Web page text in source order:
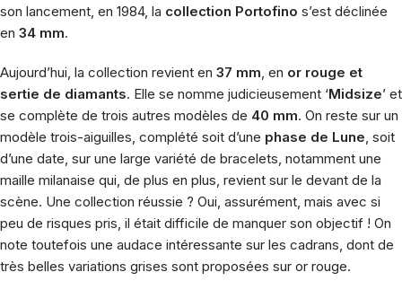
son lancement, en 1984, la collection Portofino s’est déclinée
en 34 mm.
Aujourd’hui, la collection revient en 37 mm, en or rouge et
sertie de diamants. Elle se nomme judicieusement ‘Midsize’ et
se complète de trois autres modèles de 40 mm. On reste sur un
modèle trois-aiguilles, complété soit d’une phase de Lune, soit
d’une date, sur une large variété de bracelets, notamment une
maille milanaise qui, de plus en plus, revient sur le devant de la
scène. Une collection réussie ? Oui, assurément, mais avec si
peu de risques pris, il était difficile de manquer son objectif ! On
note toutefois une audace intéressante sur les cadrans, dont de
très belles variations grises sont proposées sur or rouge.